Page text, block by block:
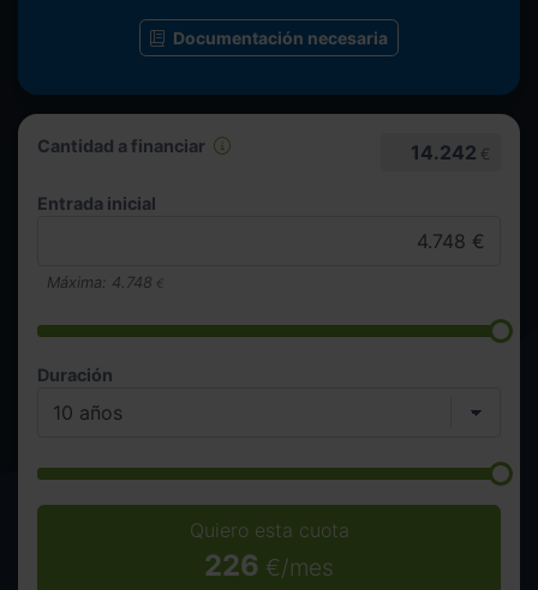
Cantidad a financiar 14.242 €
Entrada inicial
Máxima: 4.748 €
Duración
Quiero esta cuota
226 €/mes
Documentación necesaria